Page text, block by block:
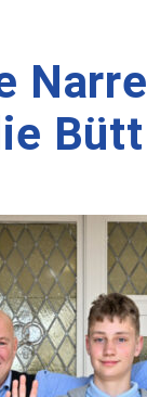
Bütt